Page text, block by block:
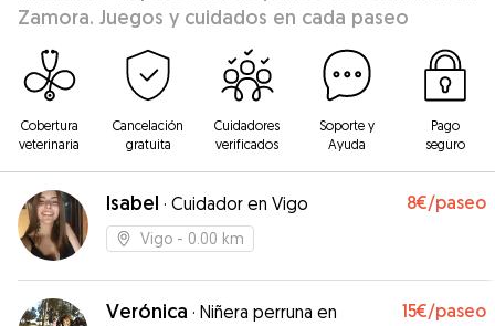
Zamora. Juegos y cuidados en cada paseo
Cobertura
veterinaria
Cancelación
gratuita
Cuidadores
verificados
Soporte y
Ayuda
Pago
seguro
Isabel · Cuidador en Vigo 8€/paseo
Vigo - 0.00 km
Verónica · Niñera perruna en
15€/paseo